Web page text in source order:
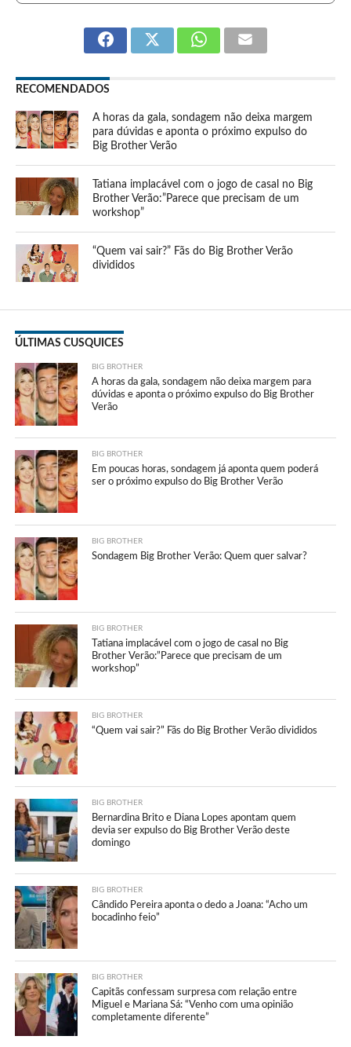
RECOMENDADOS
A horas da gala, sondagem não deixa margem
para dúvidas e aponta o próximo expulso do
Big Brother Verão
Tatiana implacável com o jogo de casal no Big
Brother Verão:”Parece que precisam de um
workshop”
“Quem vai sair?” Fãs do Big Brother Verão
divididos
ÚLTIMAS CUSQUICES
BIG BROTHER
A horas da gala, sondagem não deixa margem para
dúvidas e aponta o próximo expulso do Big Brother
Verão
BIG BROTHER
Em poucas horas, sondagem já aponta quem poderá
ser o próximo expulso do Big Brother Verão
BIG BROTHER
Sondagem Big Brother Verão: Quem quer salvar?
BIG BROTHER
Tatiana implacável com o jogo de casal no Big
Brother Verão:”Parece que precisam de um
workshop”
BIG BROTHER
“Quem vai sair?” Fãs do Big Brother Verão divididos
BIG BROTHER
Bernardina Brito e Diana Lopes apontam quem
devia ser expulso do Big Brother Verão deste
domingo
BIG BROTHER
Cândido Pereira aponta o dedo a Joana: “Acho um
bocadinho feio”
BIG BROTHER
Capitãs confessam surpresa com relação entre
Miguel e Mariana Sá: “Venho com uma opinião
completamente diferente”